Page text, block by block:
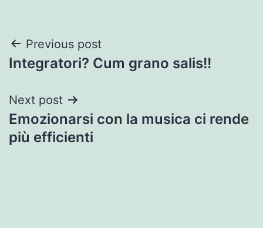
Post
navigation
Previous post
Integratori? Cum grano salis!!
Next post
Emozionarsi con la musica ci rende
più efficienti